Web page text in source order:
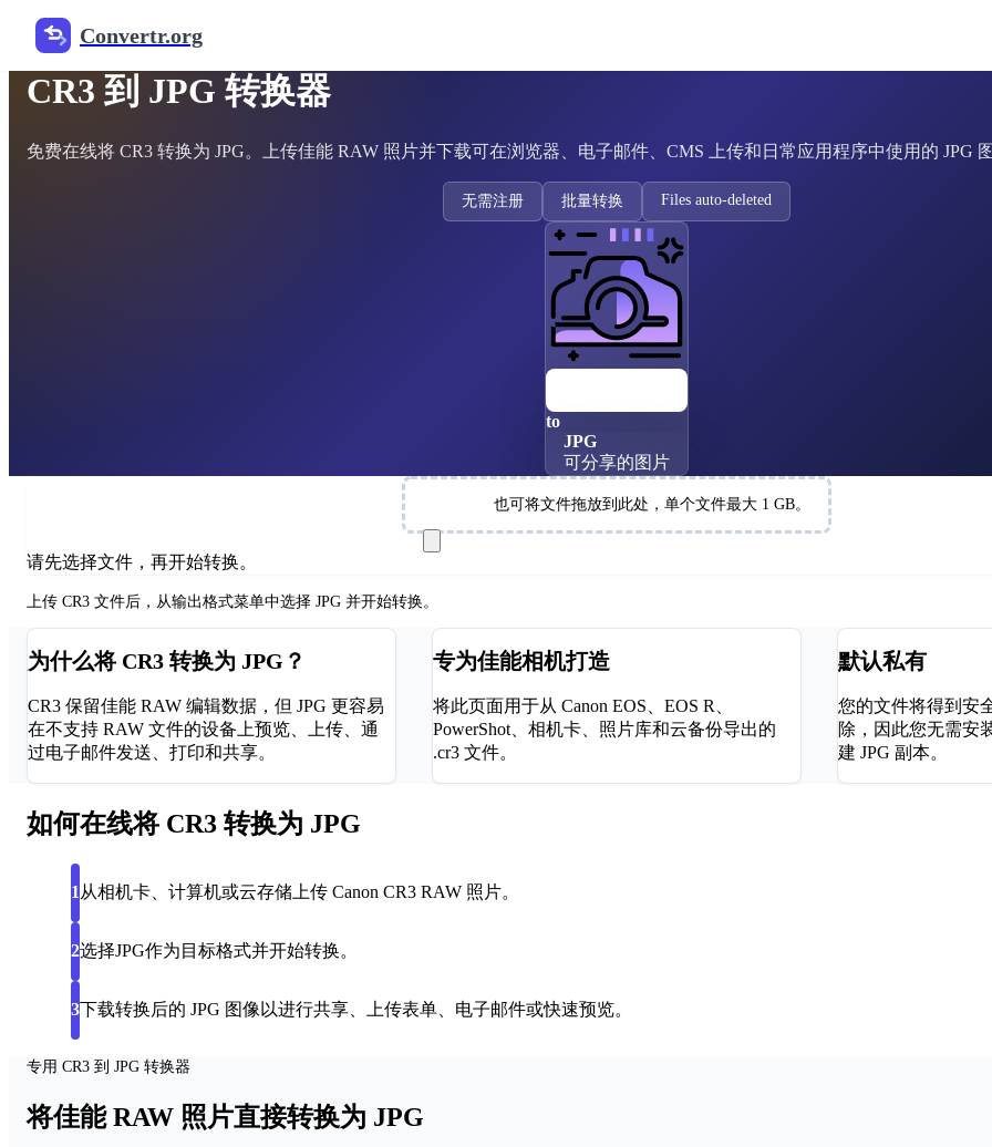
Convertr.org
免费 RAW 图像转换器
CR3 到 JPG 转换器
免费在线将 CR3 转换为 JPG。上传佳能 RAW 照片并下载可在浏览器、电子邮件、CMS 上传和日常应用程序中使用的 JPG 图
无需注册 批量转换 Files auto-deleted
to
JPG
可分享的图片
也可将文件拖放到此处，单个文件最大 1 GB。
请先选择文件，再开始转换。
上传 CR3 文件后，从输出格式菜单中选择 JPG 并开始转换。
为什么将 CR3 转换为 JPG？
CR3 保留佳能 RAW 编辑数据，但 JPG 更容易
在不支持 RAW 文件的设备上预览、上传、通
过电子邮件发送、打印和共享。
专为佳能相机打造
将此页面用于从 Canon EOS、EOS R、
PowerShot、相机卡、照片库和云备份导出的
.cr3 文件。
默认私有
您的文件将得到安
除，因此您无需安
建 JPG 副本。
如何在线将 CR3 转换为 JPG
1 从相机卡、计算机或云存储上传 Canon CR3 RAW 照片。
2选择JPG作为目标格式并开始转换。
3下载转换后的 JPG 图像以进行共享、上传表单、电子邮件或快速预览。
专用 CR3 到 JPG 转换器
将佳能 RAW 照片直接转换为 JPG